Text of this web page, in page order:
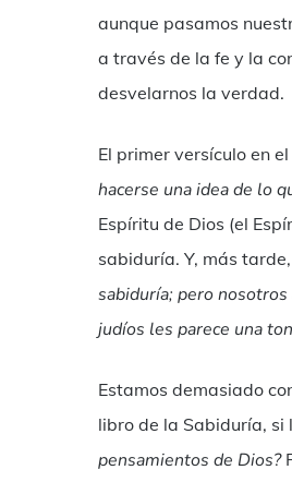
aunque pasamos
a través de la fe y la
desvelarnos la verdad.
El primer versículo en
hacerse una idea de lo
Espíritu de Dios (el
sabiduría. Y, más
sabiduría; pero
judíos les parece una
Estamos demasiado
libro de la Sabiduría, si
pensamientos de Dios?